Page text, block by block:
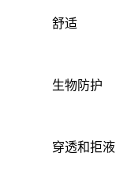
舒适
生物防护
穿透和拒液